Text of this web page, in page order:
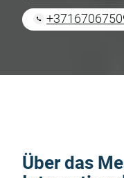
Über das